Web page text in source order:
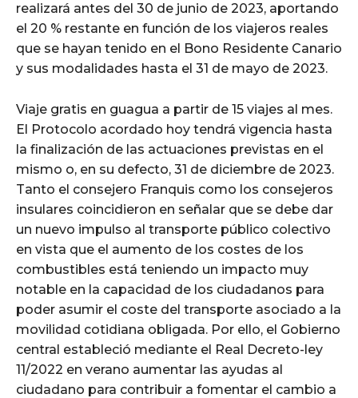
realizará antes del 30 de junio de 2023, aportando
el 20 % restante en función de los viajeros reales
que se hayan tenido en el Bono Residente Canario
y sus modalidades hasta el 31 de mayo de 2023.
Viaje gratis en guagua a partir de 15 viajes al mes.
El Protocolo acordado hoy tendrá vigencia hasta
la finalización de las actuaciones previstas en el
mismo o, en su defecto, 31 de diciembre de 2023.
Tanto el consejero Franquis como los consejeros
insulares coincidieron en señalar que se debe dar
un nuevo impulso al transporte público colectivo
en vista que el aumento de los costes de los
combustibles está teniendo un impacto muy
notable en la capacidad de los ciudadanos para
poder asumir el coste del transporte asociado a la
movilidad cotidiana obligada. Por ello, el Gobierno
central estableció mediante el Real Decreto-ley
11/2022 en verano aumentar las ayudas al
ciudadano para contribuir a fomentar el cambio a